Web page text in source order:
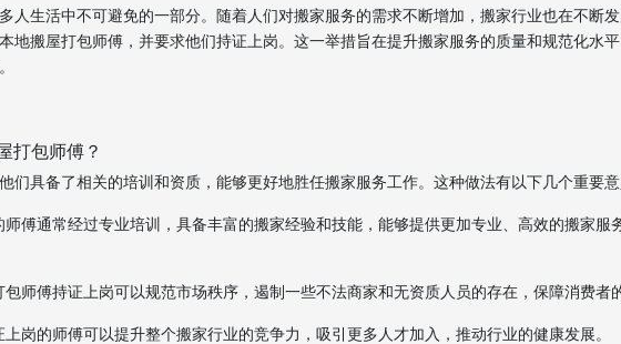
人生活中不可避免的一部分。随着人们对搬家服务的需求不断增加，搬家行业也在不断
地搬屋打包师傅，并要求他们持证上岗。这一举措旨在提升搬家服务的质量和规范化水平
打包师傅？
们具备了相关的培训和资质，能够更好地胜任搬家服务工作。这种做法有以下几个重要意
傅通常经过专业培训，具备丰富的搬家经验和技能，能够提供更加专业、高效的搬家服
师傅持证上岗可以规范市场秩序，遏制一些不法商家和无资质人员的存在，保障消费者
岗的师傅可以提升整个搬家行业的竞争力，吸引更多人才加入，推动行业的健康发展。